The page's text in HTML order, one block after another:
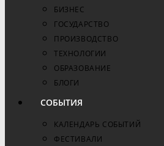
БИЗНЕС
ГОСУДАРСТВО
ПРОИЗВОДСТВО
ТЕХНОЛОГИИ
ОБРАЗОВАНИЕ
БЛОГИ
СОБЫТИЯ
КАЛЕНДАРЬ СОБЫТИЙ
ФЕСТИВАЛИ